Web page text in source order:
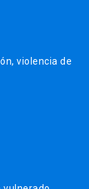
violencia de